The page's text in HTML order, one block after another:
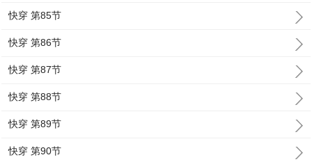
快穿 第85节
快穿 第86节
快穿 第87节
快穿 第88节
快穿 第89节
快穿 第90节